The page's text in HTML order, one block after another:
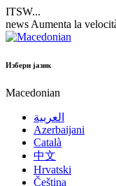
ITSW...
news Aumenta la
Избери јазик
Macedonian
العربية
Azerbaijani
Català
中文
Hrvatski
Čeština